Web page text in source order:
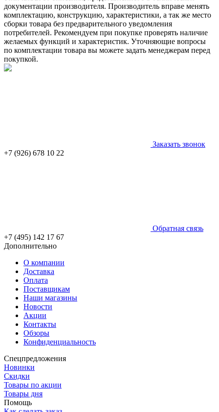
документации производителя. Производитель вправе менять
комплектацию, конструкцию, характеристики, а так же место
сборки товара без предварительного уведомления
потребителей. Рекомендуем при покупке проверять наличие
желаемых функций и характеристик. Уточняющие вопросы
по комплектации товара вы можете задать менеджерам перед
покупкой.
Заказать звонок
+7 (926) 678 10 22
Обратная связь
+7 (495) 142 17 67
Дополнительно
О компании
Доставка
Оплата
Поставщикам
Наши магазины
Новости
Акции
Контакты
Обзоры
Конфиденциальность
Спецпредложения
Новинки
Скидки
Товары по акции
Товары дня
Помощь